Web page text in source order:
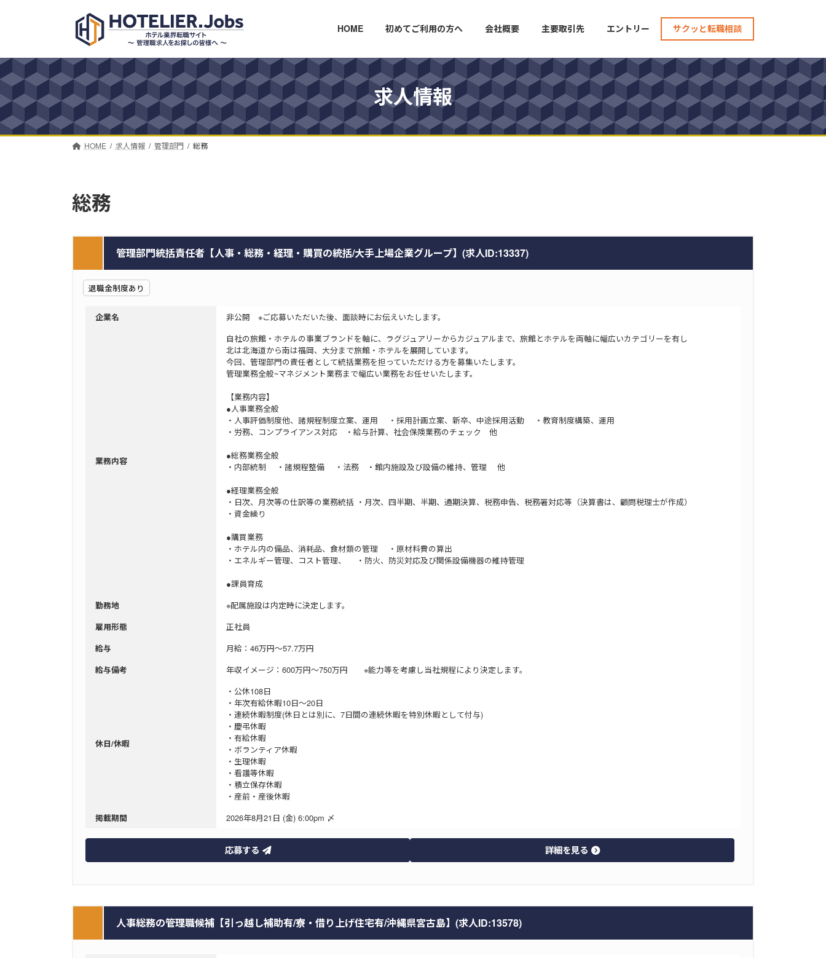
ツ
へ
ス
キ
ッ
プ
シ
ョ
ン
に
移
動
HOME 初めてご利用の方へ 会社概要 主要取引先 エントリー サクッと転職相談
求人情報
HOME 求人情報 管理部門 総務
総務
管理部門統括責任者【人事・総務・経理・購買の統括/大手上場企業グループ】(求人ID:13337)
退職金制度あり
企業名 非公開 ※ご応募いただいた後、面談時にお伝えいたします。
業務内容
自社の旅館・ホテルの事業ブランドを軸に、ラグジュアリーからカジュアルまで、旅館とホテルを両軸に幅広いカテゴリーを有し
北は北海道から南は福岡、大分まで旅館・ホテルを展開しています。
今回、管理部門の責任者として統括業務を担っていただける方を募集いたします。
管理業務全般~マネジメント業務まで幅広い業務をお任せいたします。
【業務内容】
●人事業務全般
・人事評価制度他、諸規程制度立案、運用 ・採用計画立案、新卒、中途採用活動 ・教育制度構築、運用
・労務、コンプライアンス対応 ・給与計算、社会保険業務のチェック 他
●総務業務全般
・内部統制 ・諸規程整備 ・法務 ・館内施設及び設備の維持、管理 他
●経理業務全般
・日次、月次等の仕訳等の業務統括 ・月次、四半期、半期、通期決算、税務申告、税務署対応等（決算書は、顧問税理士が作成）
・資金繰り
●購買業務
・ホテル内の備品、消耗品、食材類の管理 ・原材料費の算出
・エネルギー管理、コスト管理、 ・防火、防災対応及び関係設備機器の維持管理
●課員育成
勤務地 ※配属施設は内定時に決定します。
雇用形態 正社員
給与 月給：46万円～57.7万円
給与備考 年収イメージ：600万円～750万円 ※能力等を考慮し当社規程により決定します。
休日/休暇
・公休108日
・年次有給休暇10日～20日
・連続休暇制度(休日とは別に、7日間の連続休暇を特別休暇として付与)
・慶弔休暇
・有給休暇
・ボランティア休暇
・生理休暇
・看護等休暇
・積立保存休暇
・産前・産後休暇
掲載期間 2026年8月21日 (金) 6:00pm 〆
応募する 詳細を見る
人事総務の管理職候補【引っ越し補助有/寮・借り上げ住宅有/沖縄県宮古島】(求人ID:13578)